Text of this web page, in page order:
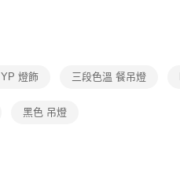
YP 燈飾 三段色溫 餐吊燈
黑色 吊燈